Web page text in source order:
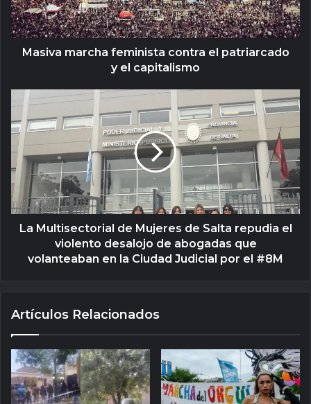
Masiva marcha feminista contra el patriarcado
y el capitalismo
La Multisectorial de Mujeres de Salta repudia el
violento desalojo de abogadas que
volanteaban en la Ciudad Judicial por el #8M
Artículos Relacionados